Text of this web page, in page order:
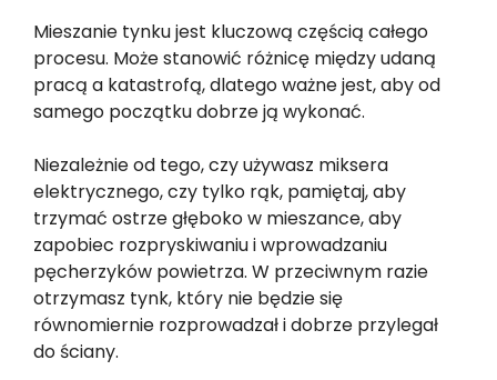
Mieszanie tynku jest kluczową częścią całego
procesu. Może stanowić różnicę między udaną
pracą a katastrofą, dlatego ważne jest, aby od
samego początku dobrze ją wykonać.
Niezależnie od tego, czy używasz miksera
elektrycznego, czy tylko rąk, pamiętaj, aby
trzymać ostrze głęboko w mieszance, aby
zapobiec rozpryskiwaniu i wprowadzaniu
pęcherzyków powietrza. W przeciwnym razie
otrzymasz tynk, który nie będzie się
równomiernie rozprowadzał i dobrze przylegał
do ściany.